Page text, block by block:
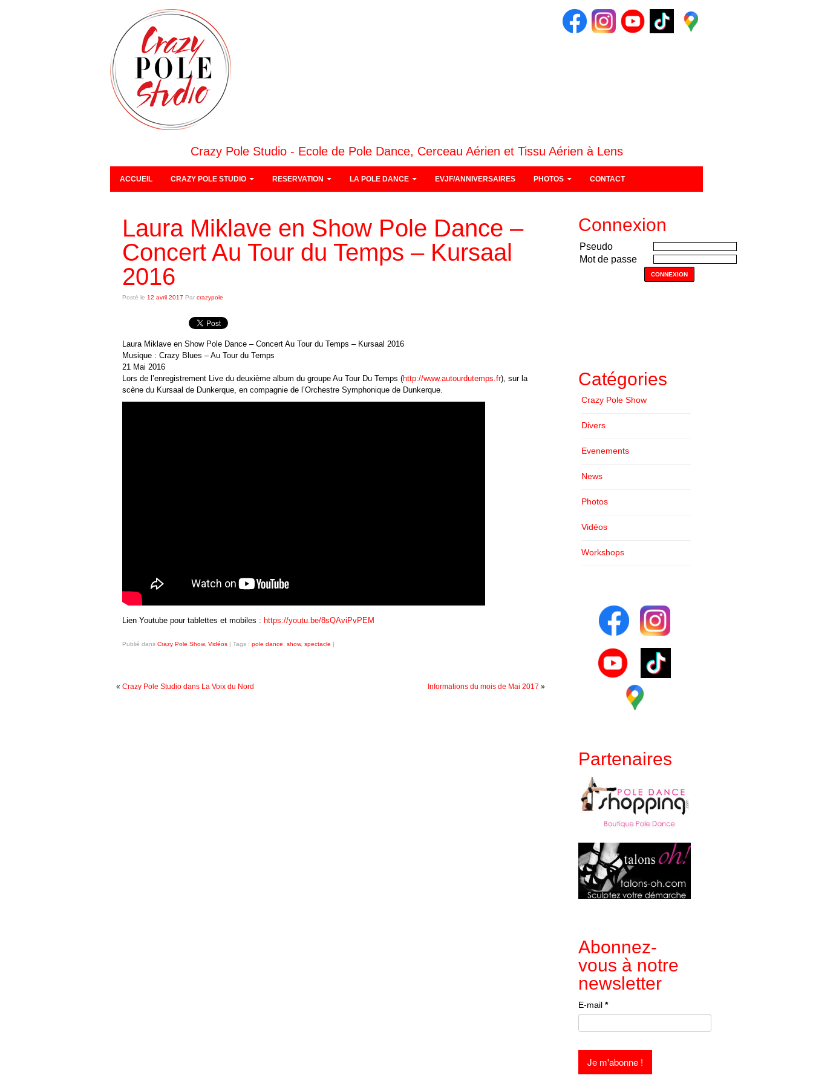
Crazy Pole Studio - Ecole de Pole Dance, Cerceau Aérien et Tissu Aérien à Lens
ACCUEIL CRAZY POLE STUDIO RESERVATION LA POLE DANCE EVJF/ANNIVERSAIRES PHOTOS CONTACT
Laura Miklave en Show Pole Dance –
Concert Au Tour du Temps – Kursaal
2016
Posté le 12 avril 2017 Par crazypole
Laura Miklave en Show Pole Dance – Concert Au Tour du Temps – Kursaal 2016
Musique : Crazy Blues – Au Tour du Temps
21 Mai 2016
Lors de l’enregistrement Live du deuxième album du groupe Au Tour Du Temps (http://www.autourdutemps.fr), sur la
scène du Kursaal de Dunkerque, en compagnie de l’Orchestre Symphonique de Dunkerque.
Lien Youtube pour tablettes et mobiles : https://youtu.be/8sQAviPvPEM
Publié dans Crazy Pole Show, Vidéos | Tags : pole dance show, spectacle |
« Crazy Pole Studio dans La Voix du Nord Informations du mois de Mai 2017 »
Connexion
Catégories
Crazy Pole Show
Divers
Evenements
News
Photos
Vidéos
Workshops
Partenaires
Abonnez-
vous à notre
newsletter
E-mail *